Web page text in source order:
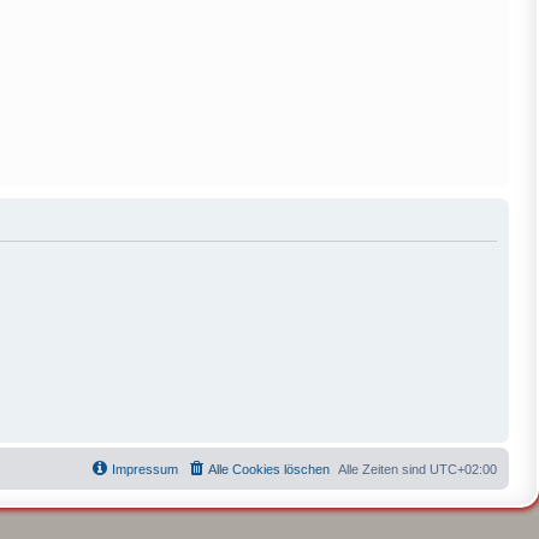
Alle Zeiten sind UTC+02:00
Alle Cookies löschen
Impressum